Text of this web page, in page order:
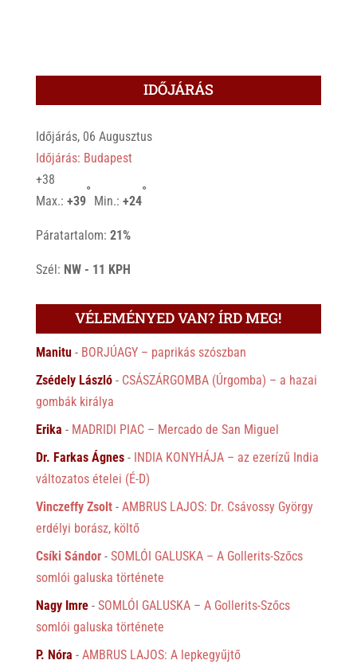
IDŐJÁRÁS
Időjárás, 06 Augusztus
Időjárás: Budapest
+38
Max.: +39
°
Min.: +24
°
Páratartalom: 21%
Szél: NW - 11 KPH
VÉLEMÉNYED VAN? ÍRD MEG!
Manitu- BORJÚAGY – paprikás szószban
Zsédely László- CSÁSZÁRGOMBA (Úrgomba) – a hazai
gombák királya
Erika - MADRIDI PIAC – Mercado de San Miguel
Dr. Farkas Ágnes- INDIA KONYHÁJA – az ezerízű India
változatos ételei (É-D)
Vinczeffy Zsolt- AMBRUS LAJOS: Dr. Csávossy György
erdélyi borász, költő
Csíki Sándor- SOMLÓI GALUSKA – A Gollerits-Szőcs
somlói galuska története
Nagy Imre- SOMLÓI GALUSKA – A Gollerits-Szőcs
somlói galuska története
P. Nóra - AMBRUS LAJOS: A lepkegyűjtő